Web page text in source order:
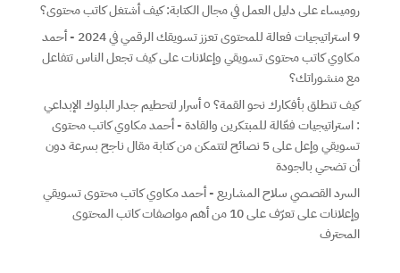
روميساءعلىدليل العمل في مجال الكتابة: كيف أشتغل كاتب محتوى؟
9 استراتيجيات فعالة للمحتوى تعزز تسويقك الرقمي في 2024 - أحمد
مكاوي كاتب محتوى تسويقي وإعلاناتعلىكيف تجعل الناس تتفاعل
مع منشوراتك؟
كيف تنطلق بأفكارك نحو القمة؟ ٥ أسرار لتحطيم جدار البلوك الإبداعي
: استراتيجيات فعّالة للمبتكرين والقادة - أحمد مكاوي كاتب محتوى
تسويقي وإعلعلى
5 نصائح لتتمكن من كتابة مقال ناجح بسرعة دون
أن تضحي بالجودة
السرد القصصي سلاح المشاريع - أحمد مكاوي كاتب محتوى تسويقي
وإعلاناتعلى
تعرّف على 10 من أهم مواصفات كاتب المحتوى
المحترف